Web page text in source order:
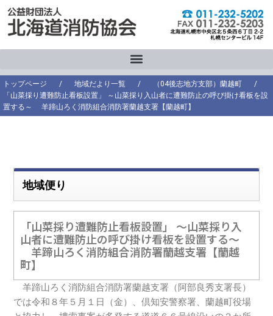
容
を
ス
ッ
プ
トップページ / 地域だより一覧 / （04後志地方支部）蘭越町
/
「山菜採り遭難防止看板設置」 ～山菜採り入山者に遭難防止の呼び掛け看板を設
置する～ 羊蹄山ろく消防組合消防署蘭越支署【蘭越町】
地域便り
「山菜採り遭難防止看板設置」 ～山菜採り入
山者に遭難防止の呼び掛け看板を設置する～
羊蹄山ろく消防組合消防署蘭越支署【蘭越
町】
羊蹄山ろく消防組合消防署蘭越支署（阿部良秀支署長）
では令和８年５月１日（金）、倶知安警察署、蘭越町役場